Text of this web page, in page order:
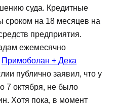
суда. Кредитные
сроком на 18 месяцев на
предприятия.
ежемесячно
Примоболан + Дека
публично заявил, что у
7 октября, не было
Хотя пока, в момент